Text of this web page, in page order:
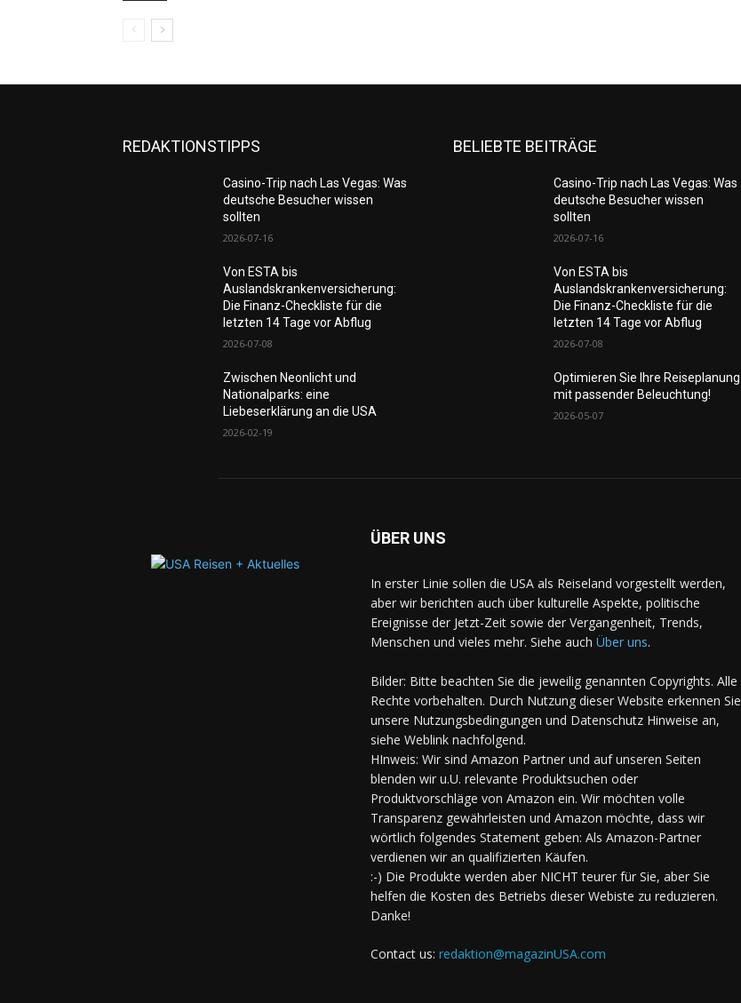
REDAKTIONSTIPPS
Casino-Trip nach Las Vegas: Was
deutsche Besucher wissen
sollten
2026-07-16
Von ESTA bis
Auslandskrankenversicherung:
Die Finanz-Checkliste für die
letzten 14 Tage vor Abflug
2026-07-08
Zwischen Neonlicht und
Nationalparks: eine
Liebeserklärung an die USA
2026-02-19
BELIEBTE BEITRÄGE
Casino-Trip nach Las Vegas: Was
deutsche Besucher wissen
sollten
2026-07-16
Von ESTA bis
Auslandskrankenversicherung:
Die Finanz-Checkliste für die
letzten 14 Tage vor Abflug
2026-07-08
Optimieren Sie Ihre Reiseplanung
mit passender Beleuchtung!
2026-05-07
ÜBER UNS
In erster Linie sollen die USA als Reiseland vorgestellt werden,
aber wir berichten auch über kulturelle Aspekte, politische
Ereignisse der Jetzt-Zeit sowie der Vergangenheit, Trends,
Menschen und vieles mehr. Siehe auch Über uns.
Bilder: Bitte beachten Sie die jeweilig genannten Copyrights. Alle
Rechte vorbehalten. Durch Nutzung dieser Website erkennen Sie
unsere Nutzungsbedingungen und Datenschutz Hinweise an,
siehe Weblink nachfolgend.
HInweis: Wir sind Amazon Partner und auf unseren Seiten
blenden wir u.U. relevante Produktsuchen oder
Produktvorschläge von Amazon ein. Wir möchten volle
Transparenz gewährleisten und Amazon möchte, dass wir
wörtlich folgendes Statement geben: Als Amazon-Partner
verdienen wir an qualifizierten Käufen.
:-) Die Produkte werden aber NICHT teurer für Sie, aber Sie
helfen die Kosten des Betriebs dieser Webiste zu reduzieren.
Danke!
Contact us: redaktion@magazinUSA.com